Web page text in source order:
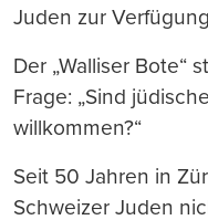
Juden zur
Der „Walliser Bote“
Frage: „Sind
willkommen?“
Seit 50 Jahren in
Schweizer Juden